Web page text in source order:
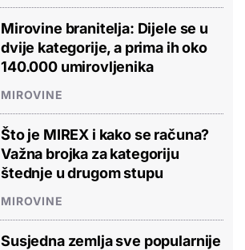
Mirovine branitelja: Dijele se u
dvije kategorije, a prima ih oko
140.000 umirovljenika
MIROVINE
Što je MIREX i kako se računa?
Važna brojka za kategoriju
štednje u drugom stupu
MIROVINE
Susjedna zemlja sve popularnije